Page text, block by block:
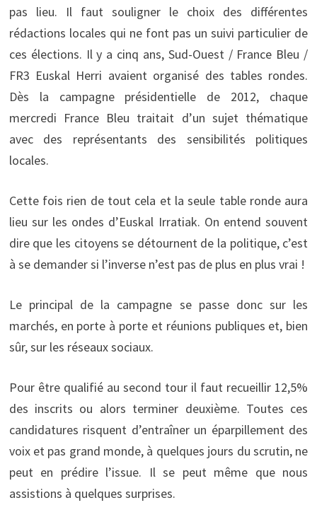
pas lieu. Il faut souligner le choix des différentes
rédactions locales qui ne font pas un suivi particulier de
ces élections. Il y a cinq ans, Sud-Ouest / France Bleu /
FR3 Euskal Herri avaient organisé des tables rondes.
Dès la campagne présidentielle de 2012, chaque
mercredi France Bleu traitait d’un sujet thématique
avec des représentants des sensibilités politiques
locales.
Cette fois rien de tout cela et la seule table ronde aura
lieu sur les ondes d’Euskal Irratiak. On entend souvent
dire que les citoyens se détournent de la politique, c’est
à se demander si l’inverse n’est pas de plus en plus vrai !
Le principal de la campagne se passe donc sur les
marchés, en porte à porte et réunions publiques et, bien
sûr, sur les réseaux sociaux.
Pour être qualifié au second tour il faut recueillir 12,5%
des inscrits ou alors terminer deuxième. Toutes ces
candidatures risquent d’entraîner un éparpillement des
voix et pas grand monde, à quelques jours du scrutin, ne
peut en prédire l’issue. Il se peut même que nous
assistions à quelques surprises.